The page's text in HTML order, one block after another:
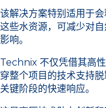
该解决方案特别适用于
这些水资源，可减少对
影响。
Technix 不仅凭借其高
穿整个项目的技术支持
关键阶段的快速响应。